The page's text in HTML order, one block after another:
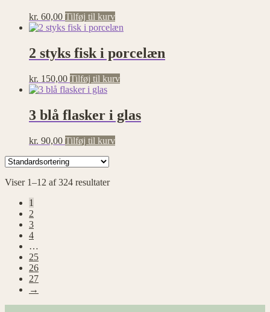
kr. 60,00 Tilføj til kurv
2 styks fisk i porcelæn
kr. 150,00 Tilføj til kurv
3 blå flasker i glas
kr. 90,00 Tilføj til kurv
Viser 1–12 af 324 resultater
1
2
3
4
…
25
26
27
→